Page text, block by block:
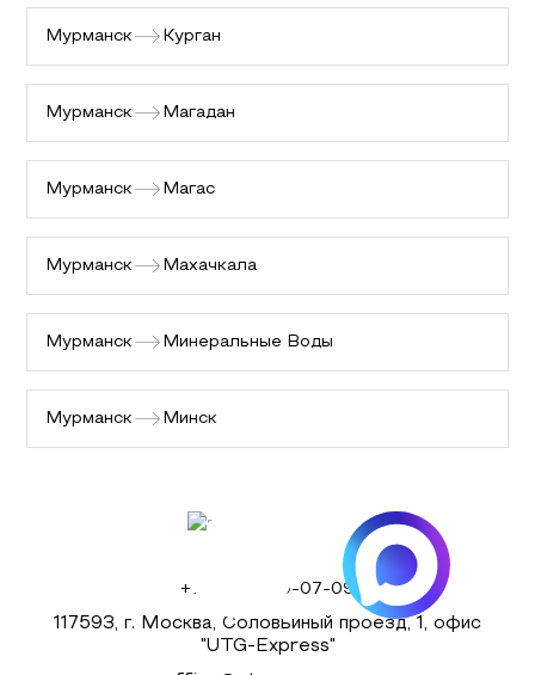
Мурманск Курган
Мурманск Магадан
Мурманск Магас
Мурманск Махачкала
Мурманск Минеральные Воды
Мурманск Минск
+7 (495) 980-07-09
117593, г. Москва, Соловьиный проезд, 1, офис
"UTG-Express"